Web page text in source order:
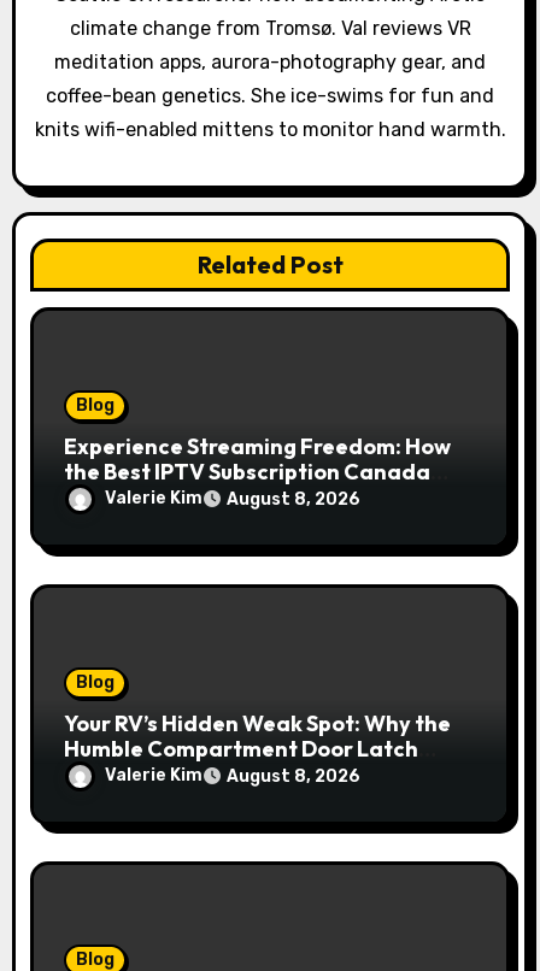
o
climate change from Tromsø. Val reviews VR
meditation apps, aurora-photography gear, and
coffee-bean genetics. She ice-swims for fun and
knits wifi-enabled mittens to monitor hand warmth.
Related Post
Blog
Experience Streaming Freedom: How
the Best IPTV Subscription Canada
Redefines Home Entertainment
Valerie Kim August 8, 2026
Blog
Your RV’s Hidden Weak Spot: Why the
Humble Compartment Door Latch
Deserves Much More Attention
Valerie Kim August 8, 2026
Blog